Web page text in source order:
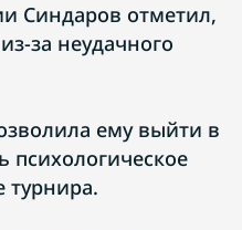
Синдаров отметил,
за неудачного
ему выйти в
психологическое
турнира.